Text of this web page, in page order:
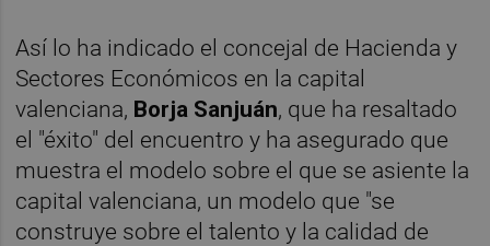
Así lo ha indicado el concejal de Hacienda y
Sectores Económicos en la capital
valenciana, Borja Sanjuán, que ha resaltado
el "éxito" del encuentro y ha asegurado que
muestra el modelo sobre el que se asiente la
capital valenciana, un modelo que "se
construye sobre el talento y la calidad de